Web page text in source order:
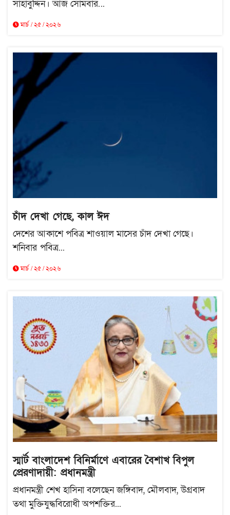
সাহাবুদ্দিন। আজ সোমবার...
মার্চ / ২৫ / ২০২৬
চাঁদ দেখা গেছে, কাল ঈদ
দেশের আকাশে পবিত্র শাওয়াল মাসের চাঁদ দেখা গেছে।
শনিবার পবিত্র...
মার্চ / ২৫ / ২০২৬
স্মার্ট বাংলাদেশ বিনির্মাণে এবারের বৈশাখ বিপুল
প্রেরণাদায়ী: প্রধানমন্ত্রী
প্রধানমন্ত্রী শেখ হাসিনা বলেছেন জঙ্গিবাদ, মৌলবাদ, উগ্রবাদ
তথা মুক্তিযুদ্ধবিরোধী অপশক্তির...